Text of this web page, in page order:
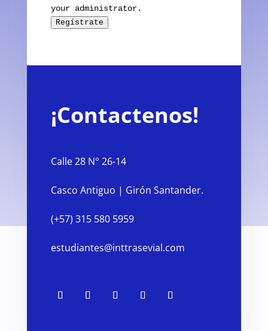
your administrator.
Regístrate
¡Contactenos!
Calle 28 N° 26-14
Casco Antiguo | Girón Santander.
(+57) 315 580 5959
estudiantes@inttrasevial.com